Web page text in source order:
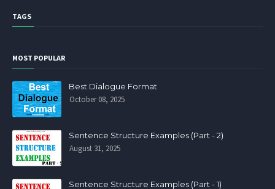
TAGS
MOST POPULAR
Best Dialogue Format
October 08, 2025
Sentence Structure Examples (Part - 2)
August 31, 2025
Sentence Structure Examples (Part - 1)